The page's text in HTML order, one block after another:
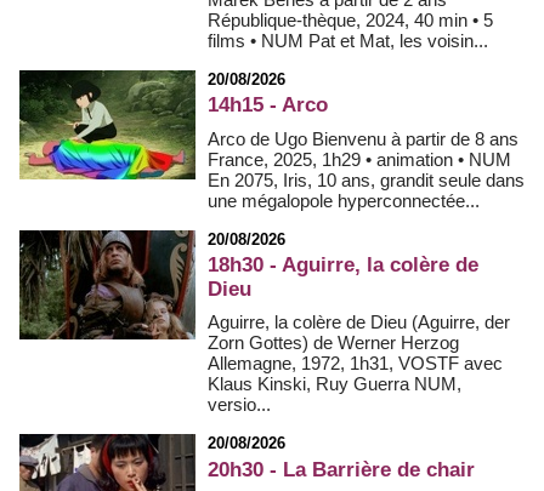
République-thèque, 2024, 40 min • 5
films • NUM Pat et Mat, les voisin...
20/08/2026
14h15 - Arco
Arco de Ugo Bienvenu à partir de 8 ans
France, 2025, 1h29 • animation • NUM
En 2075, Iris, 10 ans, grandit seule dans
une mégalopole hyperconnectée...
20/08/2026
18h30 - Aguirre, la colère de
Dieu
Aguirre, la colère de Dieu (Aguirre, der
Zorn Gottes) de Werner Herzog
Allemagne, 1972, 1h31, VOSTF avec
Klaus Kinski, Ruy Guerra NUM,
versio...
20/08/2026
20h30 - La Barrière de chair